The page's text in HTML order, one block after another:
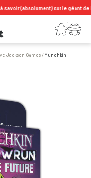
(absolument) sur le géant de la
Connexion
Votre panier
Jackson Games/ Munchkin